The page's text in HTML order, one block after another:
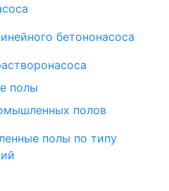
бетононасоса
полы
полов
полы по типу